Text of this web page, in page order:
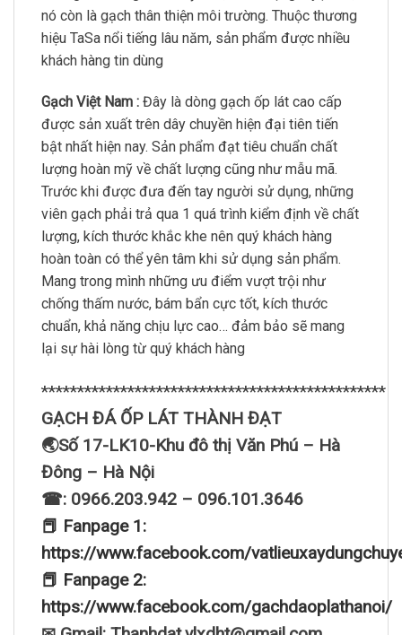
nó còn là gạch thân thiện môi trường. Thuộc thương
hiệu TaSa nổi tiếng lâu năm, sản phẩm được nhiều
khách hàng tin dùng
Gạch Việt Nam : Đây là dòng gạch ốp lát cao cấp
được sản xuất trên dây chuyền hiện đại tiên tiến
bật nhất hiện nay. Sản phẩm đạt tiêu chuẩn chất
lượng hoàn mỹ về chất lượng cũng như mẫu mã.
Trước khi được đưa đến tay người sử dụng, những
viên gạch phải trả qua 1 quá trình kiểm định về chất
lượng, kích thước khắc khe nên quý khách hàng
hoàn toàn có thể yên tâm khi sử dụng sản phẩm.
Mang trong mình những ưu điểm vượt trội như
chống thấm nước, bám bẩn cực tốt, kích thước
chuẩn, khả năng chịu lực cao… đảm bảo sẽ mang
lại sự hài lòng từ quý khách hàng
************************************************
GẠCH ĐÁ ỐP LÁT THÀNH ĐẠT
🌏Số 17-LK10-Khu đô thị Văn Phú – Hà
Đông – Hà Nội
☎: 0966.203.942 – 096.101.3646
📕 Fanpage 1:
https://www.facebook.com/
📕 Fanpage 2:
https://www.facebook.com/gachdaoplathanoi/